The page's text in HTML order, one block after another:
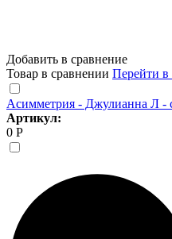
Добавить в сравнение
Товар в сравнении Перейти в
Асимметрия - Джулианна Л -
Артикул:
0 Р